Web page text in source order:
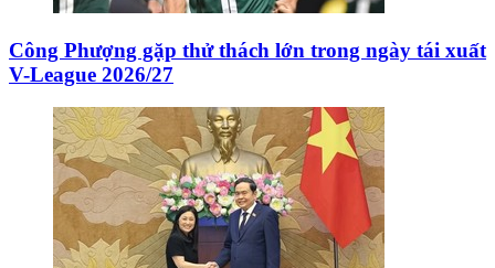
Công Phượng gặp thử thách lớn trong ngày tái xuất
V-League 2026/27